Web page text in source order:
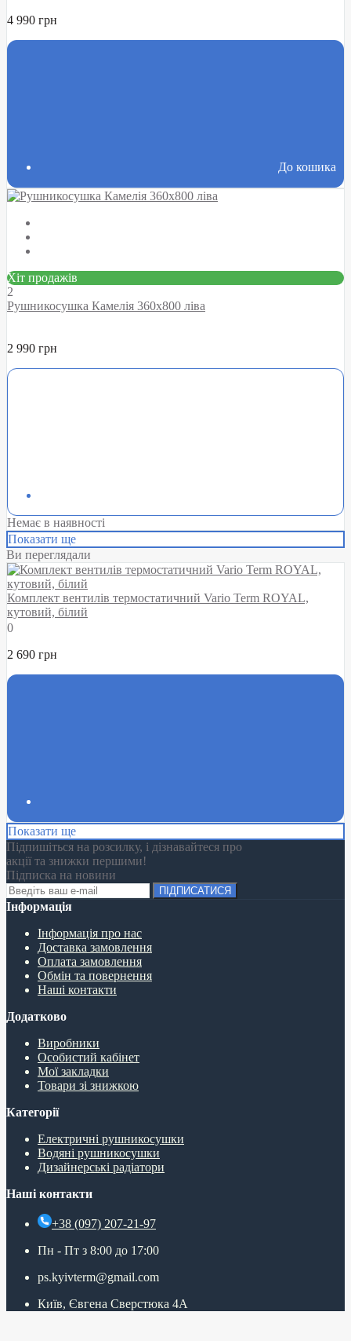
4 990 грн
До кошика
Хіт продажів
2
Рушникосушка Камелія 360х800 ліва
2 990 грн
Немає в наявності
Показати ще
Ви переглядали
Комплект вентилів термостатичний Vario Term ROYAL,
кутовий, білий
0
2 690 грн
Показати ще
Підпишіться на розсилку, і дізнавайтеся про
акції та знижки першими!
Підписка на новини
ПІДПИСАТИСЯ
Інформація
Інформація про нас
Доставка замовлення
Оплата замовлення
Обмін та повернення
Наші контакти
Додатково
Виробники
Особистий кабінет
Мої закладки
Товари зі знижкою
Категорії
Електричні рушникосушки
Водяні рушникосушки
Дизайнерські радіатори
Наші контакти
+38 (097) 207-21-97
Пн - Пт з 8:00 до 17:00
ps.kyivterm@gmail.com
Київ, Євгена Сверстюка 4А